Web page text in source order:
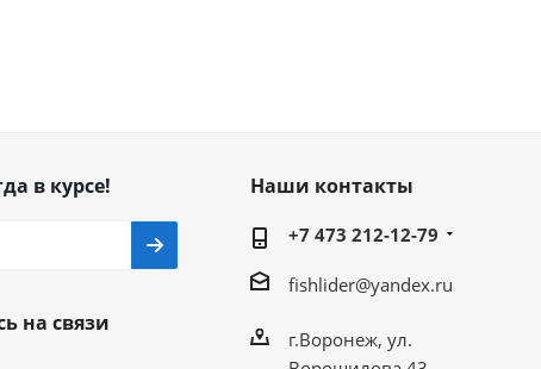
в курсе!
на связи
Наши контакты
+7 473 212-12-79
fishlider@yandex.ru
г.Воронеж, ул.